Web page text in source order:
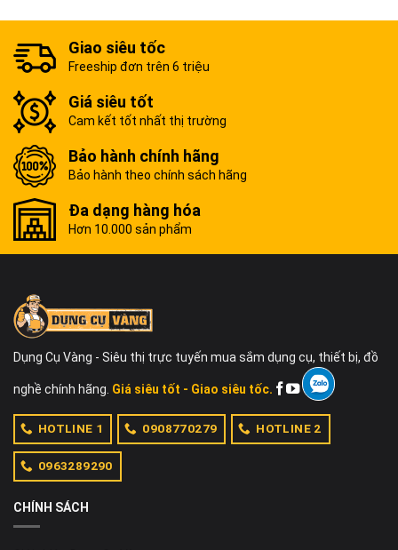
Giao siêu tốc
Freeship đơn trên 6 triệu
Giá siêu tốt
Cam kết tốt nhất thị trường
Bảo hành chính hãng
Bảo hành theo chính sách hãng
Đa dạng hàng hóa
Hơn 10.000 sản phẩm
Dụng Cụ Vàng - Siêu thị trực tuyến mua sắm dụng cụ, thiết bị, đồ
nghề chính hãng. Giá siêu tốt - Giao siêu tốc.
HOTLINE 1 0908770279 HOTLINE 2
0963289290
CHÍNH SÁCH